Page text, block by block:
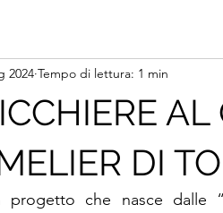
AL
DI
2024 Tempo di lettura: 1 min
che nasce dalle